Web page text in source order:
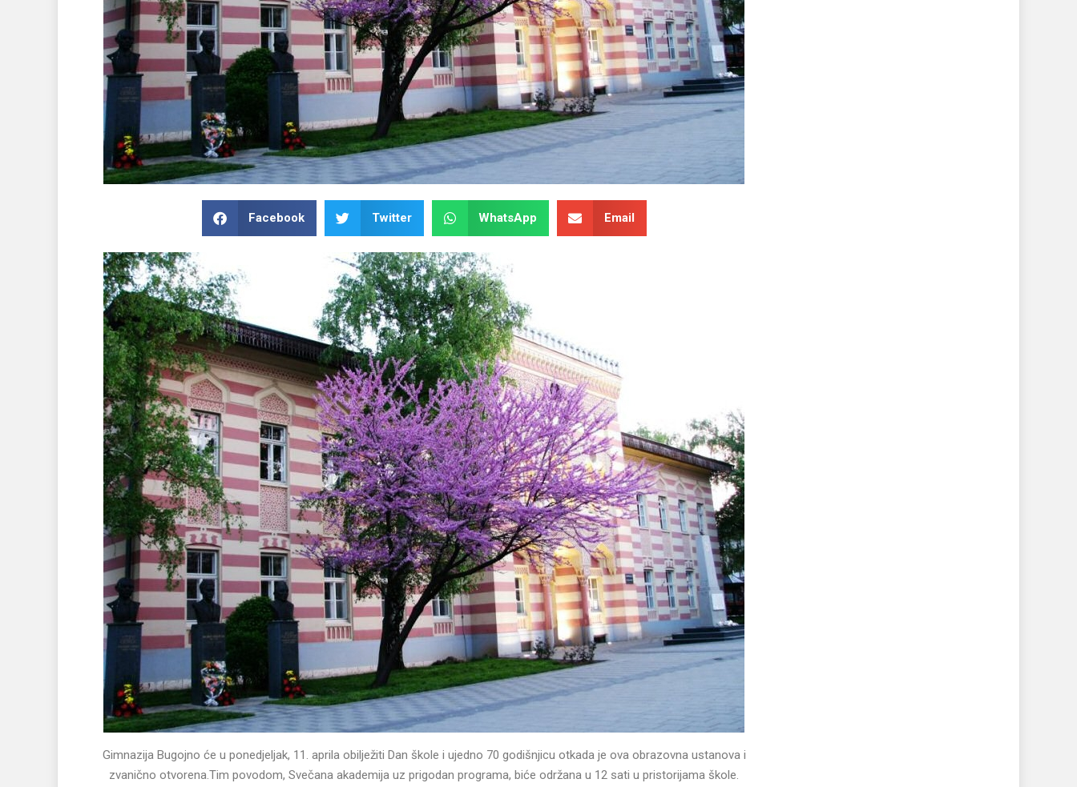
Facebook Twitter WhatsApp Email
Gimnazija Bugojno će u ponedjeljak, 11. aprila obilježiti Dan škole i ujedno 70 godišnjicu otkada je ova obrazovna ustanova i
zvanično otvorena.Tim povodom, Svečana akademija uz prigodan programa, biće održana u 12 sati u pristorijama škole.